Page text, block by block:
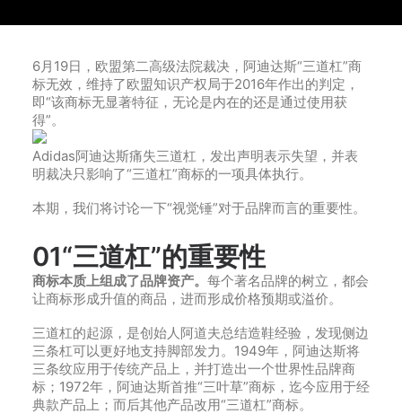
6月19日，欧盟第二高级法院裁决，阿迪达斯“三道杠”商
标无效，维持了欧盟知识产权局于2016年作出的判定，
即“该商标无显著特征，无论是内在的还是通过使用获
得”。
Adidas阿迪达斯痛失三道杠，发出声明表示失望，并表
明裁决只影响了“三道杠”商标的一项具体执行。
本期，我们将讨论一下“视觉锤”对于品牌而言的重要性。
01“三道杠”的重要性
商标本质上组成了品牌资产。 每个著名品牌的树立，都会
让商标形成升值的商品，进而形成价格预期或溢价。
三道杠的起源，是创始人阿道夫总结造鞋经验，发现侧边
三条杠可以更好地支持脚部发力。1949年，阿迪达斯将
三条纹应用于传统产品上，并打造出一个世界性品牌商
标；1972年，阿迪达斯首推“三叶草”商标，迄今应用于经
典款产品上；而后其他产品改用“三道杠”商标。